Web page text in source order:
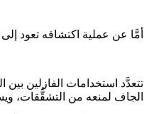
أمَّا عن عملية اكتشافه تعود إلى عام 1859م عن طريق روبرت أوغسطس بعد ما لاحظ أنَّ العاملين في مجال النفط يستخدمونه
تتعدَّد استخدامات الفازلين
الجاف لمنعه من التشقُّقات،